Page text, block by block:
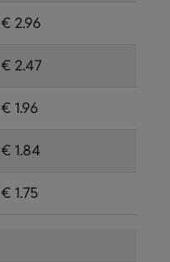
€ 2.96
€ 2.47
€ 1.96
€ 1.84
€ 1.75